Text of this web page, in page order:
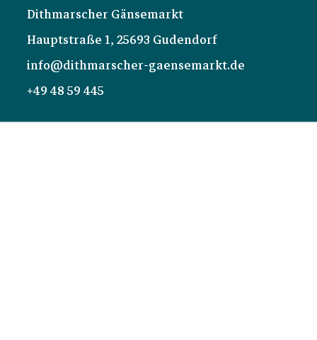
Dithmarscher Gänsemarkt
Hauptstraße 1, 25693 Gudendorf
info@dithmarscher-gaensemarkt.de
+49 48 59 445